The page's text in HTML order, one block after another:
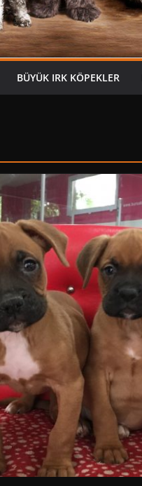
BÜYÜK IRK KÖPEKLER